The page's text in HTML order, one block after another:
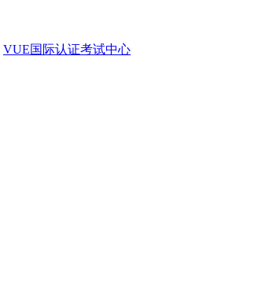
VUE国际认证考试中心